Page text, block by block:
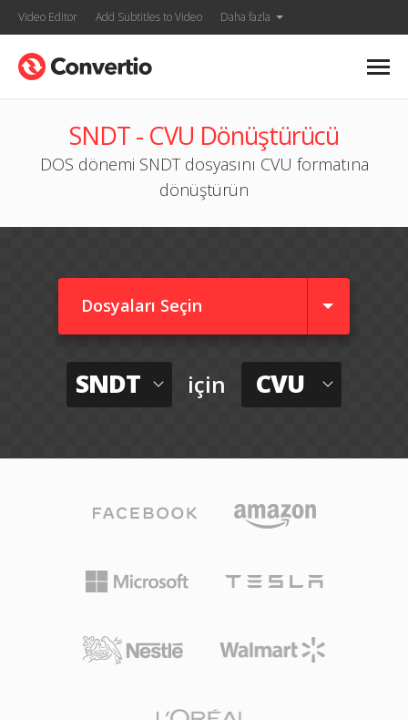
Video Editor Add Subtitles to Video Daha fazla
SNDT - CVU Dönüştürücü
DOS dönemi SNDT dosyasını CVU formatına
dönüştürün
Dosyaları Seçin
SNDT için CVU